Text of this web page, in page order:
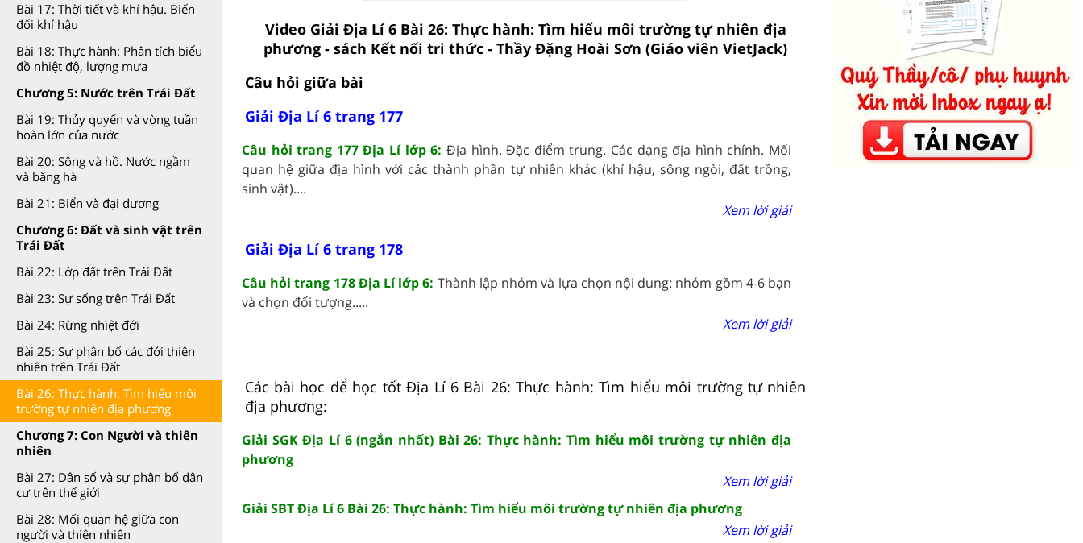
Bài 17: Thời tiết và khí hậu. Biến
đổi khí hậu
Bài 18: Thực hành: Phân tích biểu
đồ nhiệt độ, lượng mưa
Chương 5: Nước trên Trái Đất
Bài 19: Thủy quyển và vòng tuần
hoàn lớn của nước
Bài 20: Sông và hồ. Nước ngầm
và băng hà
Bài 21: Biển và đại dương
Chương 6: Đất và sinh vật trên
Trái Đất
Bài 22: Lớp đất trên Trái Đất
Bài 23: Sự sống trên Trái Đất
Bài 24: Rừng nhiệt đới
Bài 25: Sự phân bố các đới thiên
nhiên trên Trái Đất
Bài 26: Thực hành: Tìm hiểu môi
trường tự nhiên địa phương
Chương 7: Con Người và thiên
nhiên
Bài 27: Dân số và sự phân bố dân
cư trên thế giới
Bài 28: Mối quan hệ giữa con
người và thiên nhiên
Video Giải Địa Lí 6 Bài 26: Thực hành: Tìm hiểu môi trường tự nhiên địa
phương - sách Kết nối tri thức - Thầy Đặng Hoài Sơn (Giáo viên VietJack)
Câu hỏi giữa bài
Giải Địa Lí 6 trang 177
Câu hỏi trang 177 Địa Lí lớp 6: Địa hình. Đặc điểm trung. Các dạng địa hình chính. Mối
quan hệ giữa địa hình với các thành phần tự nhiên khác (khí hậu, sông ngòi, đất trồng,
sinh vật)....
Xem lời giải
Giải Địa Lí 6 trang 178
Câu hỏi trang 178 Địa Lí lớp 6: Thành lập nhóm và lựa chọn nội dung: nhóm gồm 4-6 bạn
và chọn đối tượng.....
Xem lời giải
Các bài học để học tốt Địa Lí 6 Bài 26: Thực hành: Tìm hiểu môi trường tự nhiên
địa phương:
Giải SGK Địa Lí 6 (ngắn nhất) Bài 26: Thực hành: Tìm hiểu môi trường tự nhiên địa
phương
Xem lời giải
Giải SBT Địa Lí 6 Bài 26: Thực hành: Tìm hiểu môi trường tự nhiên địa phương
Xem lời giải